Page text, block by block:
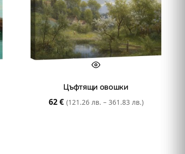
Цъфтящи овошки
62€ (121.26 лв. – 361.83 лв.)